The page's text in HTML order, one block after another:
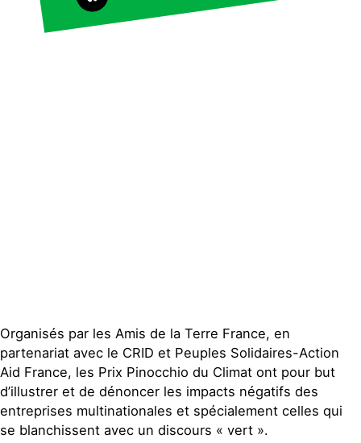
Télécharger
gratuitement les
Organisés par les Amis de la Terre France, en
partenariat avec le CRID et Peuples Solidaires-Action
Aid France, les Prix Pinocchio du Climat ont pour but
d’illustrer et de dénoncer les impacts négatifs des
entreprises multinationales et spécialement celles qui
se blanchissent avec un discours « vert ».